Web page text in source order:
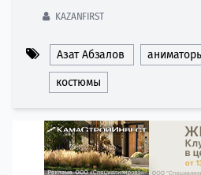
KAZANFIRST
Азат Абзалов
костюмы